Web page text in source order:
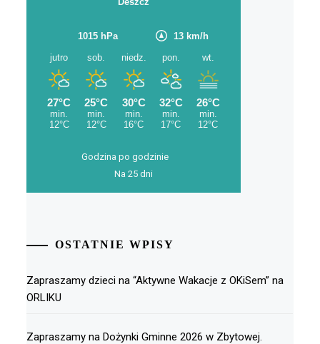
Godzina po godzinie
Na 25 dni
OSTATNIE WPISY
Zapraszamy dzieci na “Aktywne Wakacje z OKiSem” na
ORLIKU
Zapraszamy na Dożynki Gminne 2026 w Zbytowej.